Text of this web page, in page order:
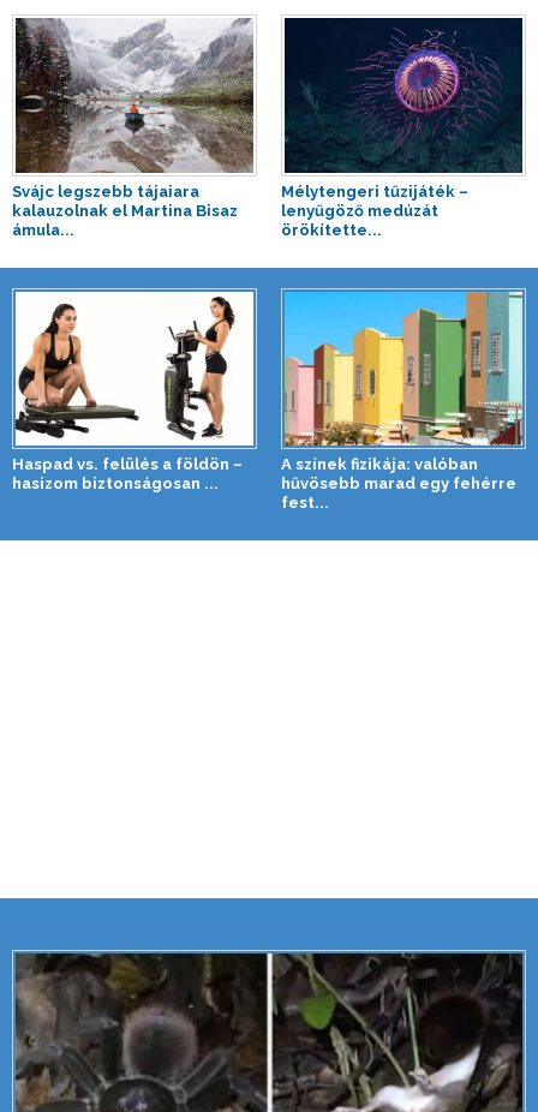
Svájc legszebb tájaiara
kalauzolnak el Martina Bisaz
ámula...
Mélytengeri tűzijáték –
lenyűgöző medúzát
örökítette...
Haspad vs. felülés a földön –
hasizom biztonságosan ...
A színek fizikája: valóban
hűvösebb marad egy fehérre
fest...